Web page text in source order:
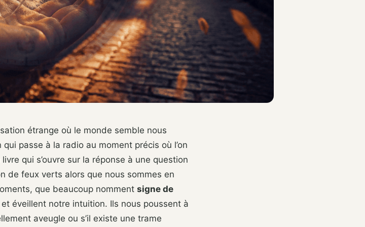
étrange où le monde semble nous
passe à la radio au moment précis où l’on
qui s’ouvre sur la réponse à une question
de feux verts alors que nous sommes en
que beaucoup nomment signe de
éveillent notre intuition. Ils nous poussent à
aveugle ou s’il existe une trame